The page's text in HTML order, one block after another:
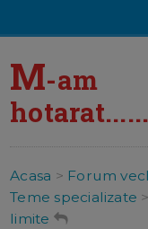
M-am
Acasa > Forum
Teme specializate >
limite